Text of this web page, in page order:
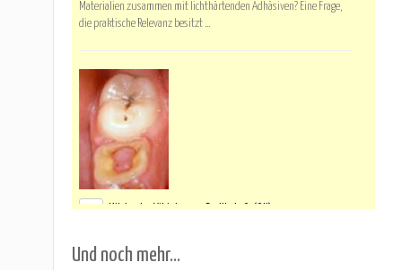
Materialien zusammen mit lichthärtenden Adhäsiven? Eine Frage,
die praktische Relevanz besitzt ...
740 Milchzahn-VitA: besser Fe-III als Ca(OH)2
Gegenstand einer interessanten Untersuchung (RCT) an der
Und noch mehr...